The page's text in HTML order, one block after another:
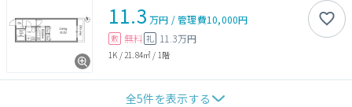
11.3 万円 /管理費10,000円
敷 無料 礼 11.3万円
1K / 21.84㎡ / 1階
全5件を表示する